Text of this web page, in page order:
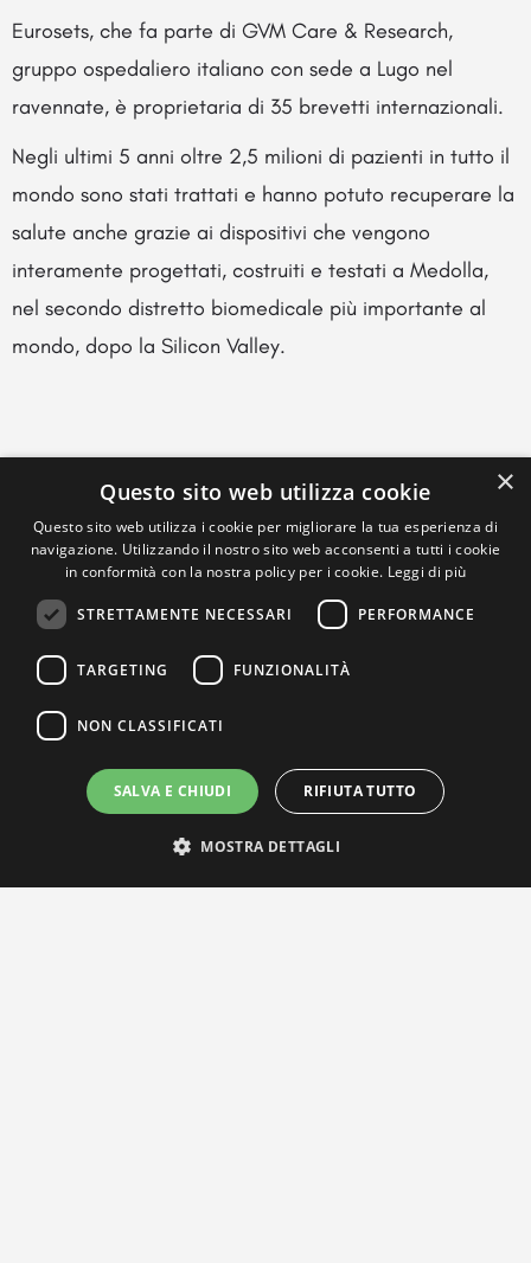
Eurosets, che fa parte di GVM Care & Research,
gruppo ospedaliero italiano con sede a Lugo nel
ravennate, è proprietaria di 35 brevetti internazionali.
Negli ultimi 5 anni oltre 2,5 milioni di pazienti in tutto il
mondo sono stati trattati e hanno potuto recuperare la
salute anche grazie ai dispositivi che vengono
interamente progettati, costruiti e testati a Medolla,
nel secondo distretto biomedicale più importante al
mondo, dopo la Silicon Valley.
×
Questo sito web utilizza cookie
Questo sito web utilizza i cookie per migliorare la tua esperienza di
navigazione. Utilizzando il nostro sito web acconsenti a tutti i cookie
in conformità con la nostra policy per i cookie. Leggi di più
STRETTAMENTE NECESSARI PERFORMANCE
TARGETING FUNZIONALITÀ
NON CLASSIFICATI
SALVA E CHIUDI RIFIUTA TUTTO
MOSTRA DETTAGLI